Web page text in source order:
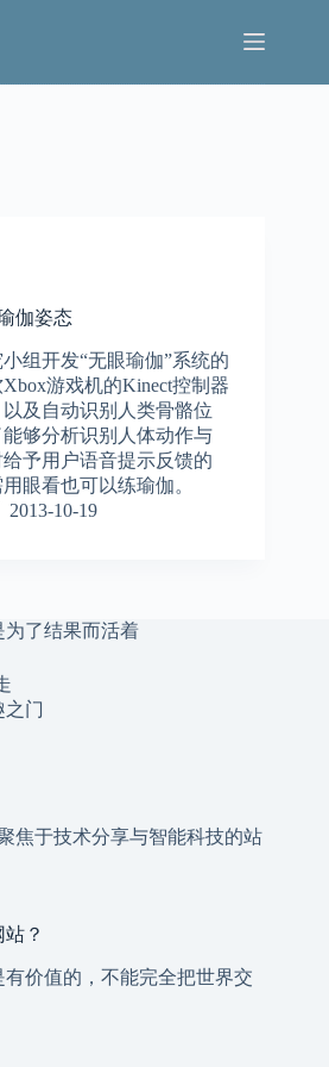
伽姿态
组开发“无眼瑜伽”系统的
游戏机的Kinect控制器
及自动识别人类骨骼位
够分析识别人体动作与
予用户语音提示反馈的
眼看也可以练瑜伽。
2013-10-19
了结果而活着
之门
焦于技术分享与智能科技的站
？
价值的，不能完全把世界交